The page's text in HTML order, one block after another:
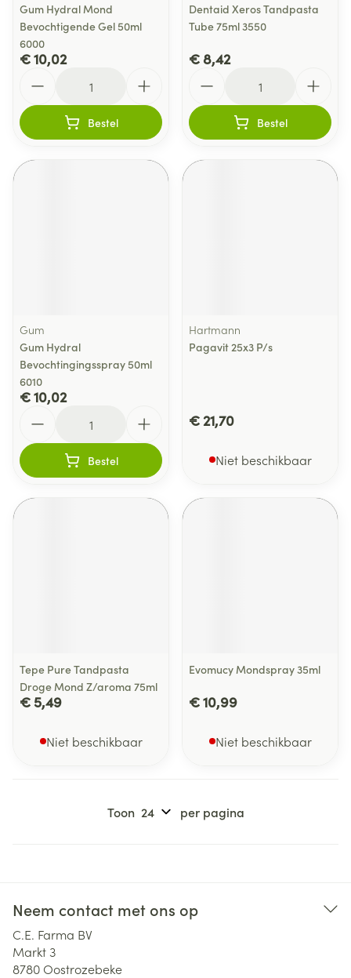
Gum Hydral Mond
Bevochtigende Gel 50ml
6000
€ 10,02
Bestel
Dentaid Xeros Tandpasta
Tube 75ml 3550
€ 8,42
Bestel
Gum
Gum Hydral
Bevochtingingsspray 50ml
6010
€ 10,02
Bestel
Hartmann
Pagavit 25x3 P/s
€ 21,70
Niet beschikbaar
Tepe Pure Tandpasta
Droge Mond Z/aroma 75ml
€ 5,49
Niet beschikbaar
Evomucy Mondspray 35ml
€ 10,99
Niet beschikbaar
Toon per pagina
Neem contact met ons op
C.E. Farma BV
Markt 3
8780Oostrozebeke